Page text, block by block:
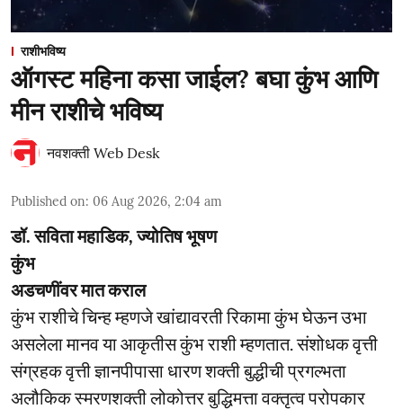
राशीभविष्य
ऑगस्ट महिना कसा जाईल? बघा कुंभ आणि
मीन राशीचे भविष्य
नवशक्ती Web Desk
Published on: 06 Aug 2026, 2:04 am
डॉ. सविता महाडिक, ज्योतिष भूषण
कुंभ
अडचणींवर मात कराल
कुंभ राशीचे चिन्ह म्हणजे खांद्यावरती रिकामा कुंभ घेऊन उभा
असलेला मानव या आकृतीस कुंभ राशी म्हणतात. संशोधक वृत्ती
संग्रहक वृत्ती ज्ञानपीपासा धारण शक्ती बुद्धीची प्रगल्भता
अलौकिक स्मरणशक्ती लोकोत्तर बुद्धिमत्ता वक्तृत्व परोपकार